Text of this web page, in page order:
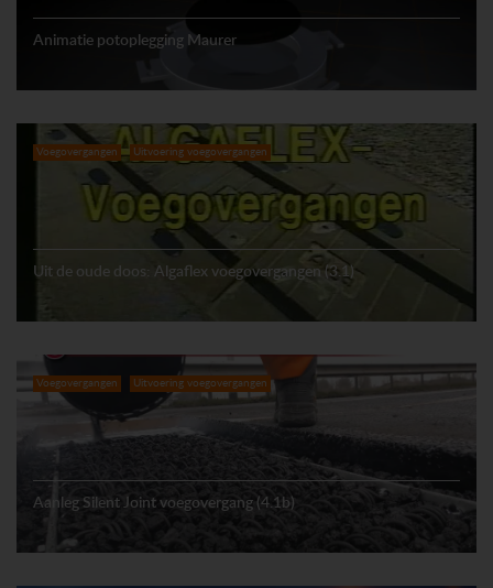
Animatie potoplegging Maurer
Voegovergangen Uitvoering voegovergangen
Uit de oude doos: Algaflex voegovergangen (3.1)
Voegovergangen Uitvoering voegovergangen
Aanleg Silent Joint voegovergang (4.1b)